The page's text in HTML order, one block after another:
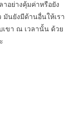
าอย่างคุ้มค่าหรือยัง
มันยังมีด้านอื่นให้เรา
เขา ณ เวลานั้น ด้วย